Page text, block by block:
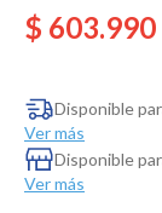
$ 603.990
Disponible
Ver más
Disponible
Ver más
Silla
Cuna Colecho
Cartas Pokemon
Dinosaurio